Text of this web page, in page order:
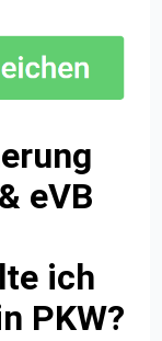
eVB
ich
PKW?